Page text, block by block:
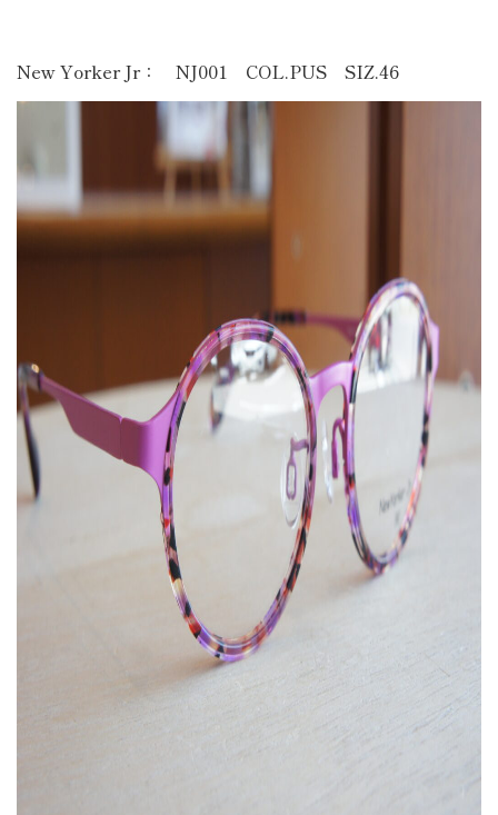
New Yorker Jr： NJ001 COL.PUS SIZ.46